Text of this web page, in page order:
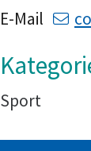
E-Mail
Sport